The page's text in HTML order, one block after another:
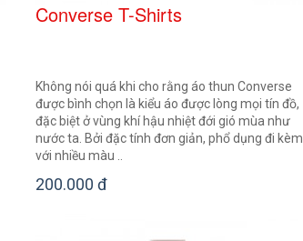
Converse T-Shirts
Không nói quá khi cho rằng áo thun Converse
được bình chọn là kiểu áo được lòng mọi tín đồ,
đặc biệt ở vùng khí hậu nhiệt đới gió mùa như
nước ta. Bởi đặc tính đơn giản, phổ dụng đi kèm
với nhiều màu ..
200.000 đ